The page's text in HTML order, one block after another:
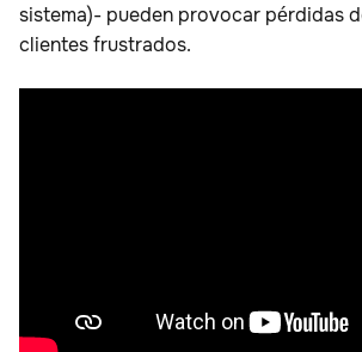
sistema)- pueden provocar pérdidas
clientes frustrados.